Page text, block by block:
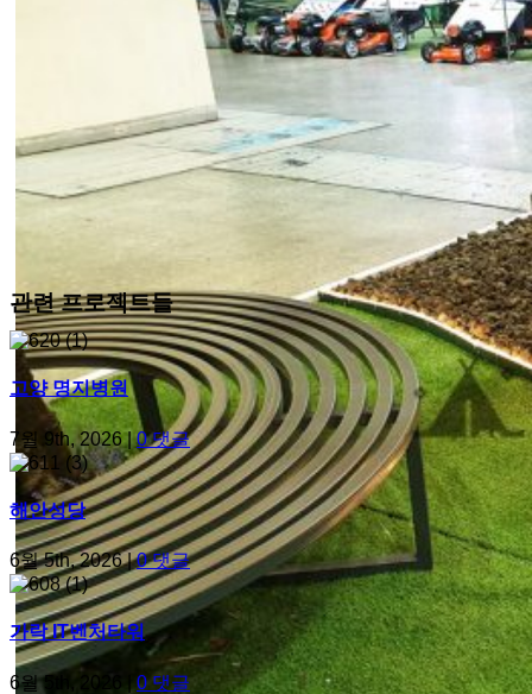
관련 프로젝트들
고양 명지병원
7월 9th, 2026 | 0 댓글
해안성당
6월 5th, 2026 | 0 댓글
가락 IT벤처타워
6월 5th, 2026 0 댓글